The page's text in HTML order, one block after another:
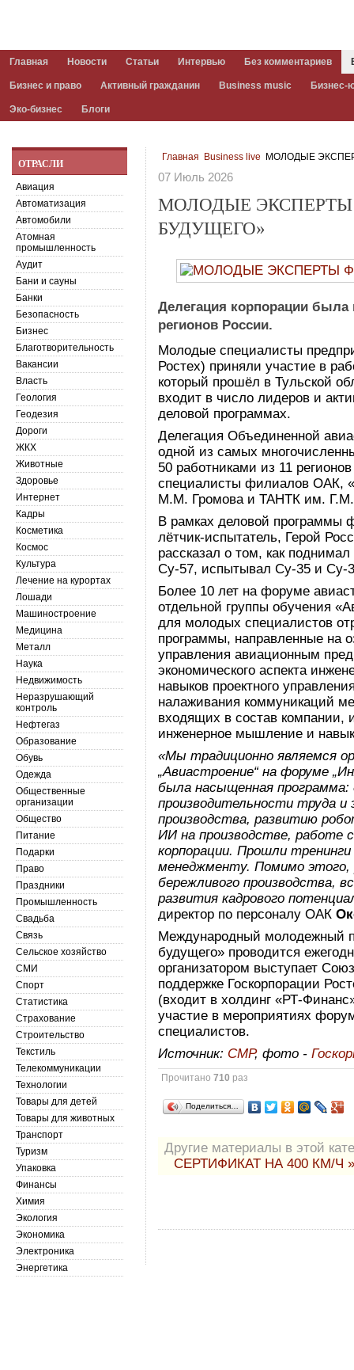
Главная Новости Статьи Интервью Без комментариев
Бизнес и право Активный гражданин Business music Бизнес-
Эко-бизнес Блоги
Главная Business live МОЛОДЫЕ
07 Июль 2026
МОЛОДЫЕ
БУДУЩЕГО»
Делегация корпорации была
регионов России.
Молодые специалисты
Ростех) приняли участие в
который прошёл в Тульской
входит в число лидеров и
деловой программах.
Делегация Объединенной
одной из самых
50 работниками из 11
специалисты филиалов ОАК,
М.М. Громова и ТАНТК им.
В рамках деловой программы
лётчик-испытатель, Герой
рассказал о том, как
Су-57, испытывал Су-35 и
Более 10 лет на форуме
отдельной группы обучения
для молодых специалистов
программы, направленные на
управления авиационным
экономического аспекта
навыков проектного
налаживания коммуникаций
входящих в состав компании,
инженерное мышление и
«Мы традиционно являемся
„Авиастроение“ на форуме
была насыщенная
производительности труда
производства, развитию
ИИ на производстве, работе
корпорации. Прошли
менеджменту. Помимо этого,
бережливого производства,
развития кадрового
директор по персоналу ОАК
Международный молодежный
будущего» проводится
организатором выступает
поддержке Госкорпорации
(входит в холдинг «РТ-
участие в мероприятиях
специалистов.
Источник: СМР, фото -
Прочитано710 раз
Поделиться…
Другие материалы в этой
СЕРТИФИКАТ НА 400 КМ/Ч
ОТРАСЛИ
Авиация
Автоматизация
Автомобили
Атомная
промышленность
Аудит
Бани и сауны
Банки
Безопасность
Бизнес
Благотворительность
Вакансии
Власть
Геология
Геодезия
Дороги
ЖКХ
Животные
Здоровье
Интернет
Кадры
Косметика
Космос
Культура
Лечение на курортах
Лошади
Машиностроение
Медицина
Металл
Наука
Недвижимость
Неразрушающий
контроль
Нефтегаз
Образование
Обувь
Одежда
Общественные
организации
Общество
Питание
Подарки
Право
Праздники
Промышленность
Свадьба
Связь
Сельское хозяйство
СМИ
Спорт
Статистика
Страхование
Строительство
Текстиль
Телекоммуникации
Технологии
Товары для детей
Товары для животных
Транспорт
Туризм
Упаковка
Финансы
Химия
Экология
Экономика
Электроника
Энергетика